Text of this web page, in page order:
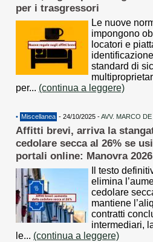
per i trasgressori
Le nuove
impongono
locatori e
standard di
per... (continua a leggere)
• Miscellanea - 24/10/2025 -AVV. MARCO
Affitti brevi, arriva la
cedolare secca al 26% se
portali online: Manovra 2026
Il testo
elimina
cedolare
mantiene
contratti
intermediari,
le... (continua a leggere)